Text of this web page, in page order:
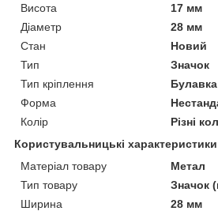
Висота
17 мм
Діаметр
28 мм
Стан
Новий
Тип
Значок
Тип кріплення
Булавка
Форма
Колір
Різні
Користувальницькі характеристики
Матеріал товару
Метал
Тип товару
Значок
Ширина
28 мм